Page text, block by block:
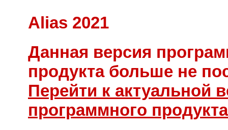
Alias 2021
Данная версия
продукта больше не
Перейти к актуальной
программного